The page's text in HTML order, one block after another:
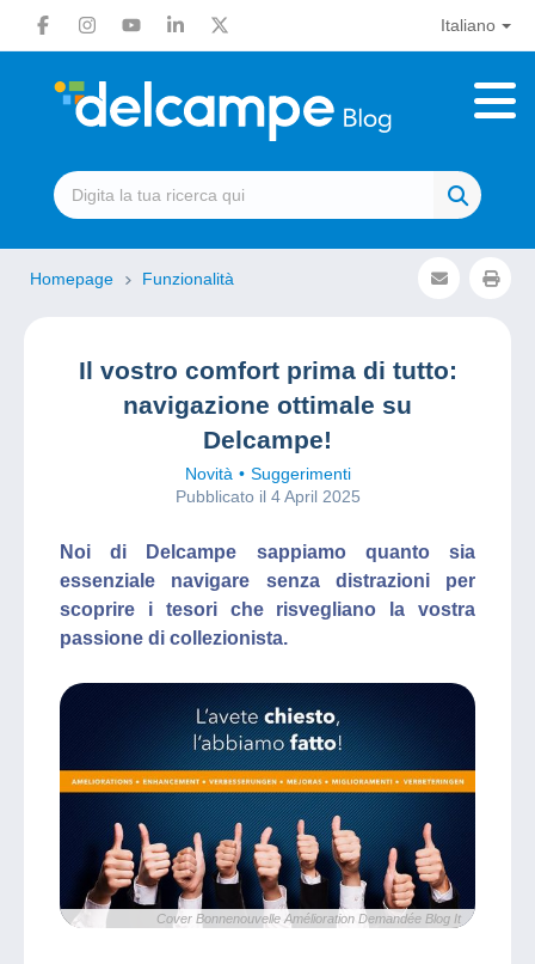
Italiano
Homepage Funzionalità
Il vostro comfort prima di tutto:
navigazione ottimale su
Delcampe!
Novità
Suggerimenti
Pubblicato il 4 April 2025
Noi di Delcampe sappiamo quanto sia
essenziale navigare senza distrazioni per
scoprire i tesori che risvegliano la vostra
passione di collezionista.
Cover Bonnenouvelle Amélioration Demandée Blog It